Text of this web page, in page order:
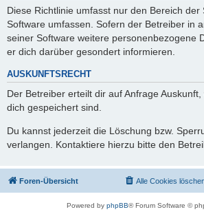
Diese Richtlinie umfasst nur den Bereich der
Software umfassen. Sofern der Betreiber in
seiner Software weitere personenbezogene
er dich darüber gesondert informieren.
AUSKUNFTSRECHT
Der Betreiber erteilt dir auf Anfrage
dich gespeichert sind.
Du kannst jederzeit die Löschung bzw.
verlangen. Kontaktiere hierzu bitte den
Foren-Übersicht Alle Cookies
Powered by phpBB® Forum Software ©